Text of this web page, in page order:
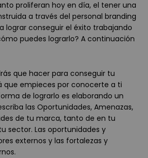
proliferan hoy en día, el tener una
a través del personal branding
lograr conseguir el éxito trabajando
puedes lograrlo? A continuación
que hacer para conseguir tu
que empieces por conocerte a ti
de lograrlo es elaborando un
las Oportunidades, Amenazas,
de tu marca, tanto de en tu
sector. Las oportunidades y
externos y las fortalezas y